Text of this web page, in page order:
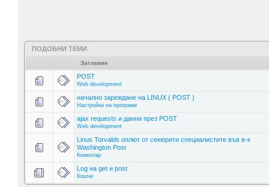
ПОДОБНИ ТЕМИ
Заглавие
POST
Web development
начално зареждане на LINUX ( POST )
Настройка на програми
ajax requests и данни през POST
Web development
Linus Torvalds оплют от секюрити специалистите във в-к
Washington Post
Коментар
Log на get и post
Кошче